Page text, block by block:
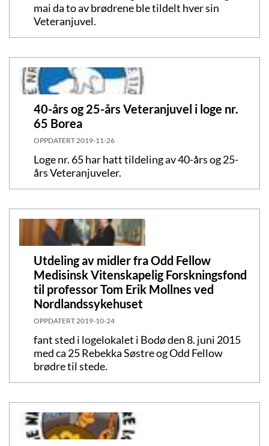
mai da to av brødrene ble tildelt hver sin
Veteranjuvel.
40-års og 25-års Veteranjuvel i loge nr.
65 Borea
OPPDATERT 2019-11-26
Loge nr. 65 har hatt tildeling av 40-års og 25-
års Veteranjuveler.
Utdeling av midler fra Odd Fellow
Medisinsk Vitenskapelig Forskningsfond
til professor Tom Erik Mollnes ved
Nordlandssykehuset
OPPDATERT 2019-10-24
fant sted i logelokalet i Bodø den 8. juni 2015
med ca 25 Rebekka Søstre og Odd Fellow
brødre til stede.